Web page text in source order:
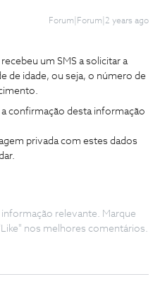
Forum|Forum|2 years ago
um SMS a solicitar a
de idade, ou seja, o número de
confirmação desta informação
privada com estes dados
relevante. Marque
nos melhores comentários.